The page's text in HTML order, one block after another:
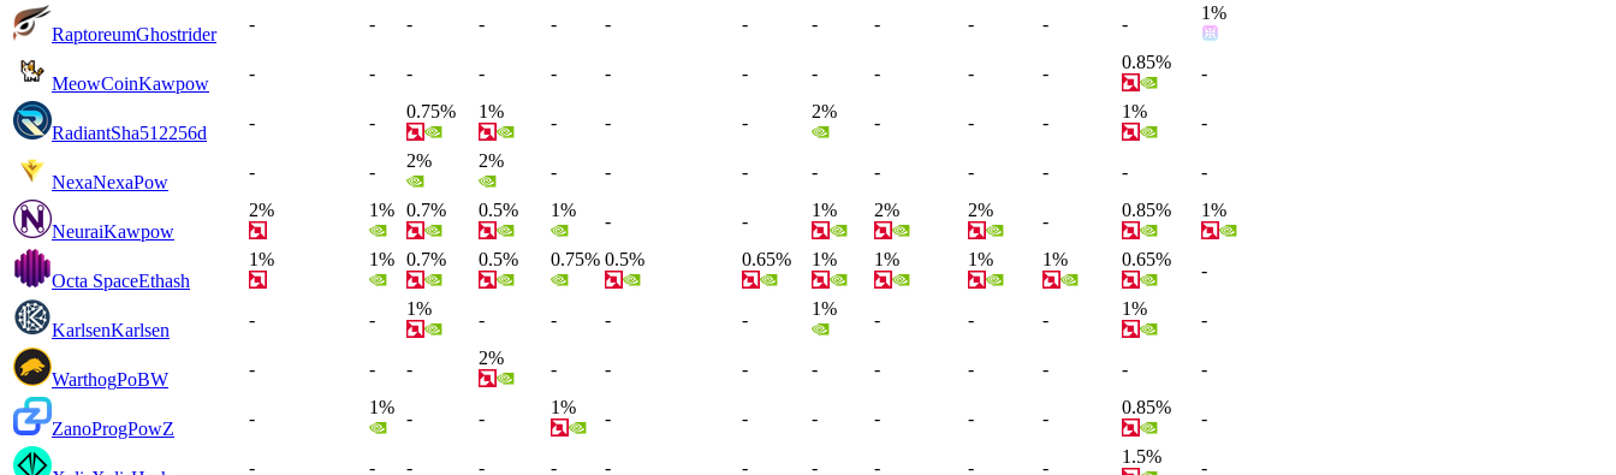
RaptoreumGhostrider
- - - - - - - - - - - -
1%
MeowCoinKawpow
- - - - - - - - - - -
0.85%
-
RadiantSha512256d
- -
0.75% 1%
- - -
2%
- - -
1%
-
NexaNexaPow
- -
2% 2%
- - - - - - - - -
NeuraiKawpow
2% 1% 0.7% 0.5% 1%
- -
1% 2% 2%
-
0.85% 1%
Octa SpaceEthash
1% 1% 0.7% 0.5% 0.75% 0.5% 0.65% 1% 1% 1% 1% 0.65%
-
KarlsenKarlsen
- -
1%
- - - -
1%
- - -
1%
-
WarthogPoBW
- - -
2%
- - - - - - - - -
ZanoProgPowZ
-
1%
- -
1%
- - - - - -
0.85%
-
- - - - - - - - - - -
1.5%
-